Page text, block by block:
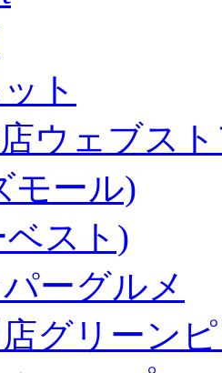
ト
ウェブス
モール)
ベスト)
ーグルメ
グリーン